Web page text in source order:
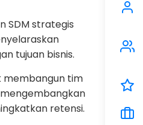
SDM strategis
tujuan bisnis.
membangun tim
retensi.